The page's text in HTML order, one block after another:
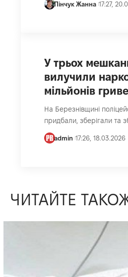
Пінчук Жанна 17:27,
У трьох
вилучили
мільйонів
На Березнівщині
придбали, зберігали та
admin 17:26, 18.03.2026
ЧИТАЙТЕ